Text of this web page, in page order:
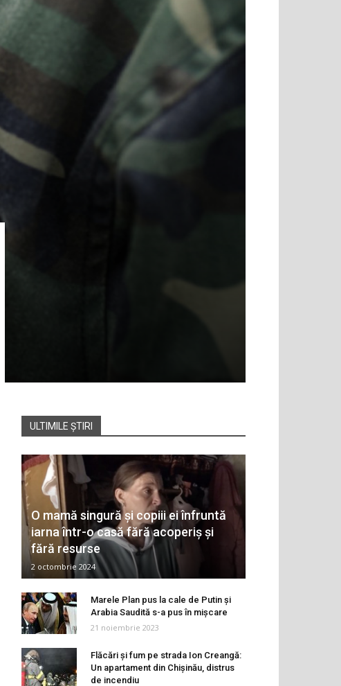
ULTIMILE ȘTIRI
O mamă singură și copiii ei înfruntă
iarna într-o casă fără acoperiș și
fără resurse
2 octombrie 2024
Marele Plan pus la cale de Putin și
Arabia Saudită s-a pus în mișcare
21 noiembrie 2023
Flăcări și fum pe strada Ion Creangă:
Un apartament din Chișinău, distrus
de incendiu